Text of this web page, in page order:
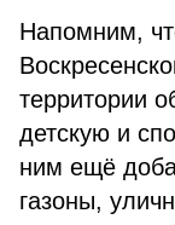
Напомним,
территории
детскую и
ним ещё
газоны,